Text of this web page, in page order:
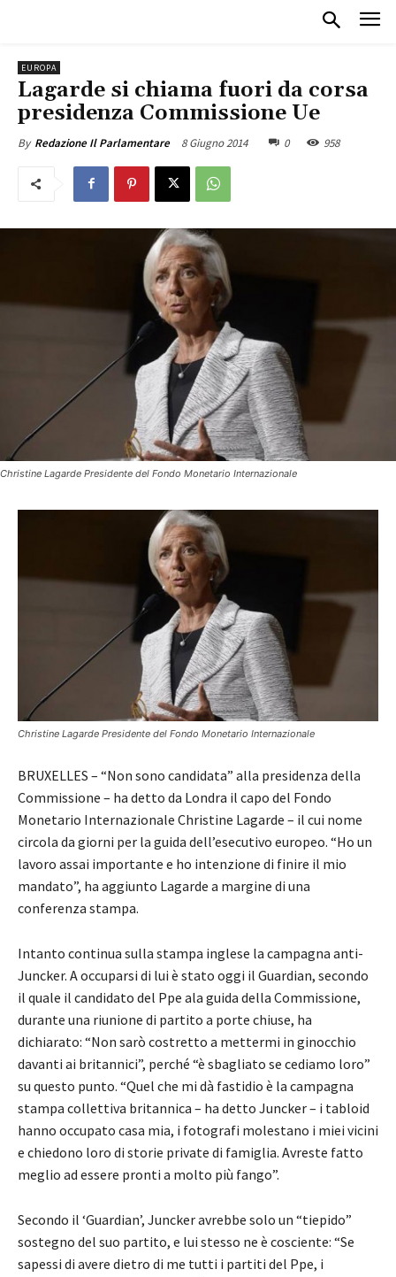
EUROPA
Lagarde si chiama fuori da corsa
presidenza Commissione Ue
By Redazione Il Parlamentare 8 Giugno 2014 0 958
Christine Lagarde Presidente del Fondo Monetario Internazionale
Christine Lagarde Presidente del Fondo Monetario Internazionale
BRUXELLES – “Non sono candidata” alla presidenza della
Commissione – ha detto da Londra il capo del Fondo
Monetario Internazionale Christine Lagarde – il cui nome
circola da giorni per la guida dell’esecutivo europeo. “Ho un
lavoro assai importante e ho intenzione di finire il mio
mandato”, ha aggiunto Lagarde a margine di una
conferenza stampa.
Intanto continua sulla stampa inglese la campagna anti-
Juncker. A occuparsi di lui è stato oggi il Guardian, secondo
il quale il candidato del Ppe ala guida della Commissione,
durante una riunione di partito a porte chiuse, ha
dichiarato: “Non sarò costretto a mettermi in ginocchio
davanti ai britannici”, perché “è sbagliato se cediamo loro”
su questo punto. “Quel che mi dà fastidio è la campagna
stampa collettiva britannica – ha detto Juncker – i tabloid
hanno occupato casa mia, i fotografi molestano i miei vicini
e chiedono loro di storie private di famiglia. Avreste fatto
meglio ad essere pronti a molto più fango”.
Secondo il ‘Guardian’, Juncker avrebbe solo un “tiepido”
sostegno del suo partito, e lui stesso ne è cosciente: “Se
sapessi di avere dietro di me tutti i partiti del Ppe, i